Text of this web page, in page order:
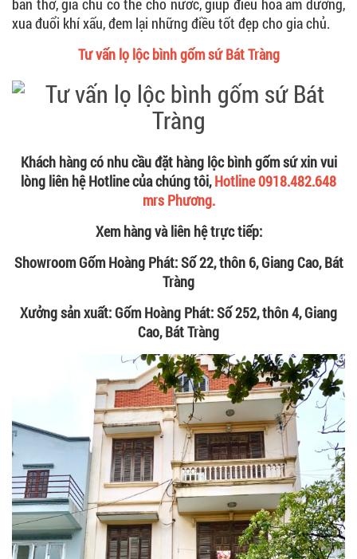
ban thờ, gia chủ có thể cho nước, giúp điều hòa âm dương,
xua đuổi khí xấu, đem lại những điều tốt đẹp cho gia chủ.
Tư vấn lọ lộc bình gốm sứ Bát Tràng
Khách hàng có nhu cầu đặt hàng lộc bình gốm sứ xin vui
lòng liên hệ Hotline của chúng tôi,Hotline 0918.482.648
mrs Phương.
Xem hàng và liên hệ trực tiếp:
Showroom Gốm Hoàng Phát: Số 22, thôn 6, Giang Cao, Bát
Tràng
Xưởng sản xuất: Gốm Hoàng Phát: Số 252, thôn 4, Giang
Cao, Bát Tràng